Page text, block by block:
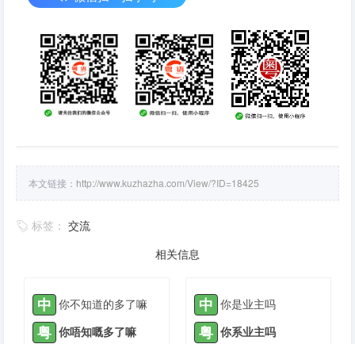
本文链接： http://www.kuzhazha.com/View/?ID=18425
标签： 交流
相关信息
中 你不知道的多了嘛
粤 你唔知嘅多了嘛
中 你是业主吗
粤 你系业主吗